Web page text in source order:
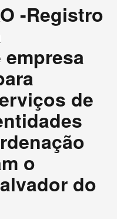
-Registro
de
o
do